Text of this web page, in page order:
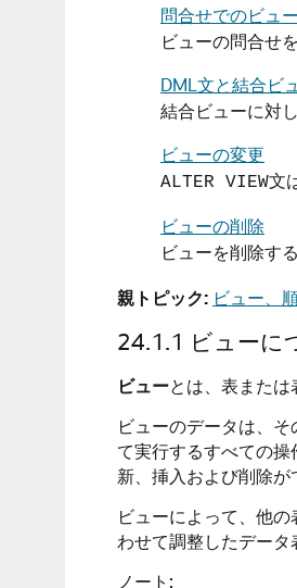
問合せでのビュ
ビューの問合せ
DML文と結合ビ
結合ビューに対
ビューの変更
ALTER VIEW文
ビューの削除
ビューを削除する
親トピック: ビュー、
24.1.1 ビューに
ビューとは、表または
ビューのデータは、
て実行するすべての
新、挿入および削除が
ビューによって、他
わせて調整したデータ
ノート: